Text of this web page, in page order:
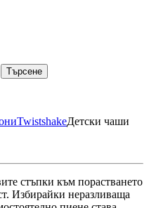
Търсене
TwistshakeДетски чаши
стъпки към порастването
Избирайки неразливаща